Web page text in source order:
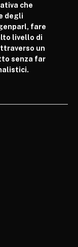
che
degli
fare
livello di
un
senza far